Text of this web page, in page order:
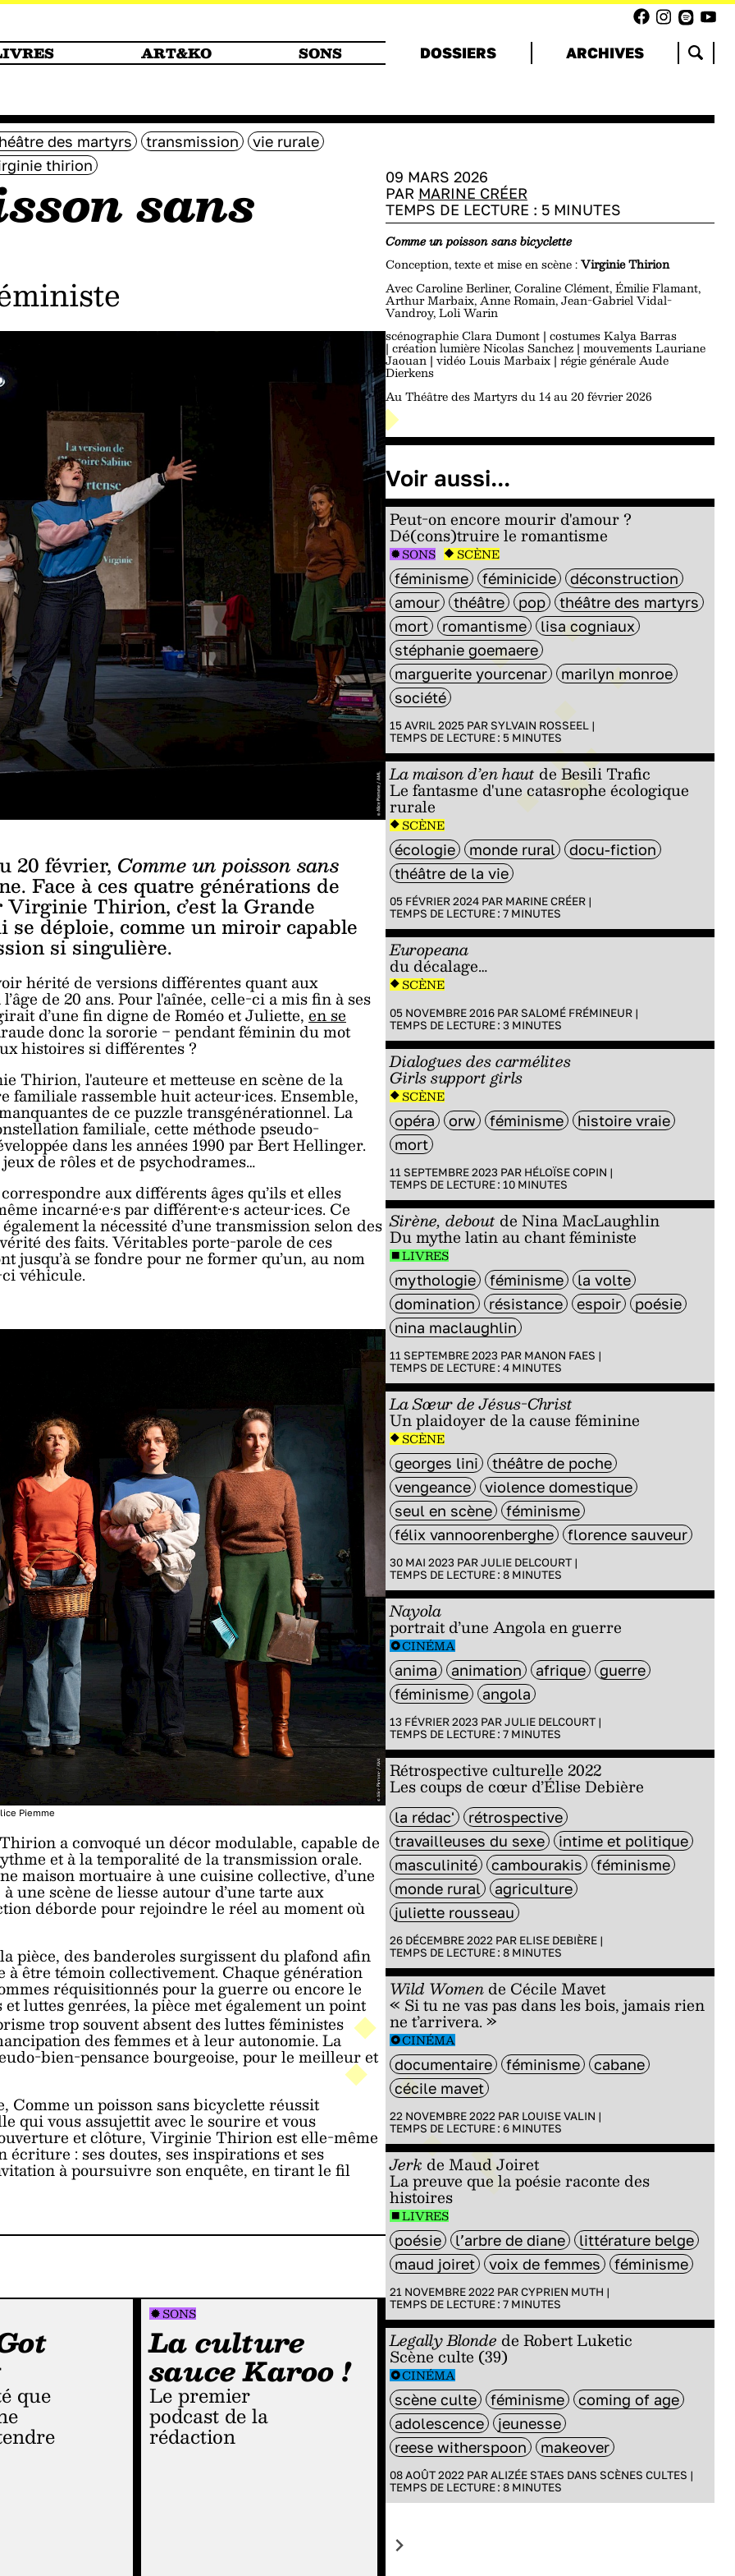
ART&KO SONS DOSSIERS ARCHIVES
des martyrs transmission
vie rurale
thirion
sans
20 février, Comme un poisson sans
Face à ces quatre générations de
Virginie Thirion, c’est la Grande
déploie, comme un miroir capable
si singulière.
hérité de versions différentes quant aux
de 20 ans. Pour l'aînée, celle-ci a mis fin à ses
d’une fin digne de Roméo et Juliette,en se
donc la sororie ‒ pendant féminin du mot
histoires si différentes ?
Thirion, l'auteure et metteuse en scène de la
rassemble huit acteur·ices. Ensemble,
de ce puzzle transgénérationnel. La
familiale, cette méthode pseudo-
dans les années 1990 par Bert Hellinger.
de rôles et de psychodrames…
aux différents âges qu’ils et elles
incarné·e·s par différent·e·s acteur·ices. Ce
la nécessité d’une transmission selon des
des faits. Véritables porte-parole de ces
se fondre pour ne former qu’un, au nom
véhicule.
Piemme
a convoqué un décor modulable, capable de
et à la temporalité de la transmission orale.
maison mortuaire à une cuisine collective, d’une
une scène de liesse autour d’une tarte aux
déborde pour rejoindre le réel au moment où
pièce, des banderoles surgissent du plafond afin
à être témoin collectivement. Chaque génération
réquisitionnés pour la guerre ou encore le
luttes genrées, la pièce met également un point
trop souvent absent des luttes féministes
des femmes et à leur autonomie. La
bien-pensance bourgeoise, pour le meilleur et
Comme un poisson sans bicyclette réussit
qui vous assujettit avec le sourire et vous
et clôture, Virginie Thirion est elle-même
: ses doutes, ses inspirations et ses
à poursuivre son enquête, en tirant le fil
SONS
La culture
sauce Karoo !
Le premier
podcast de la
rédaction
CINÉMA
La rédac’ à
Anima
Les courts coups
de cœur vus en
Sortie Karoo
Lever le rideau et
les
09 MARS 2026
PAR MARINE CRÉER
TEMPS DE LECTURE : 5MINUTES
Comme un poisson sans bicyclette
Conception, texte et mise en scène :Virginie Thirion
Avec Caroline Berliner, Coraline Clément, Émilie Flamant,
Arthur Marbaix, Anne Romain, Jean-Gabriel Vidal-
Vandroy, Loli Warin
scénographie Clara Dumont | costumes Kalya Barras
| création lumière Nicolas Sanchez | mouvements Lauriane
Jaouan | vidéo Louis Marbaix | régie générale Aude
Dierkens
Au Théâtre des Martyrs du 14 au 20 février 2026
Voir aussi...
Peut-on encore mourir d'amour ?
Dé(cons)truire le romantisme
SONS SCÈNE
féminisme féminicide
déconstruction
amour
théâtre pop
théâtre des martyrs
mort
romantisme
lisa cogniaux
stéphanie goemaere
marguerite yourcenar
marilyn monroe
société
15 AVRIL 2025 PAR SYLVAIN ROSSEEL |
TEMPS DE LECTURE : 5MINUTES
La maison d’en haut de Besili Trafic
Le fantasme d'une catasrophe écologique
rurale
SCÈNE
écologie monde rural
docu-fiction
théâtre de la vie
05 FÉVRIER 2024 PAR MARINE CRÉER|
TEMPS DE LECTURE : 7MINUTES
Europeana
du décalage…
SCÈNE
05 NOVEMBRE 2016 PAR SALOMÉ FRÉMINEUR|
TEMPS DE LECTURE : 3 MINUTES
Dialogues des carmélites
Girls support girls
SCÈNE
opéra orw féminisme
histoire vraie
mort
11 SEPTEMBRE 2023 PAR HÉLOÏSE COPIN |
TEMPS DE LECTURE : 10MINUTES
Sirène, debout de Nina MacLaughlin
Du mythe latin au chant féministe
LIVRES
mythologie féminisme
la volte
domination
résistance espoir
poésie
nina maclaughlin
11 SEPTEMBRE 2023 PAR MANON FAES |
TEMPS DE LECTURE : 4MINUTES
La Sœur de Jésus-Christ
Un plaidoyer de la cause féminine
SCÈNE
georges lini
théâtre de poche
vengeance
violence domestique
seul en scène
féminisme
félix vannoorenberghe
florence sauveur
30 MAI 2023 PARJULIE DELCOURT|
TEMPS DE LECTURE : 8MINUTES
Nayola
portrait d’une Angola en guerre
CINÉMA
anima animation afrique
guerre
féminisme
angola
13 FÉVRIER 2023 PARJULIE DELCOURT|
TEMPS DE LECTURE : 7MINUTES
Rétrospective culturelle 2022
Les coups de cœur d’Élise Debière
la rédac'
rétrospective
travailleuses du sexe
intime et politique
masculinité
cambourakis
féminisme
monde rural
agriculture
juliette rousseau
26 DÉCEMBRE 2022 PAR ELISE DEBIÈRE|
TEMPS DE LECTURE : 8MINUTES
Wild Womende Cécile Mavet
« Si tu ne vas pas dans les bois, jamais rien
ne t’arrivera. »
CINÉMA
documentaire féminisme
cabane
cécile mavet
22 NOVEMBRE 2022 PAR LOUISE VALIN |
TEMPS DE LECTURE : 6MINUTES
Jerk de Maud Joiret
La preuve que la poésie raconte des
histoires
LIVRES
poésie l’arbre de diane
littérature belge
maud joiret
voix de femmes féminisme
21 NOVEMBRE 2022 PARCYPRIEN MUTH |
TEMPS DE LECTURE : 7MINUTES
Legally Blonde de Robert Luketic
Scène culte (39)
CINÉMA
scène culte féminisme
coming of age
adolescence
jeunesse
reese witherspoon
makeover
08 AOÛT 2022 PARALIZÉE STAES DANS SCÈNES CULTES |
TEMPS DE LECTURE : 8MINUTES